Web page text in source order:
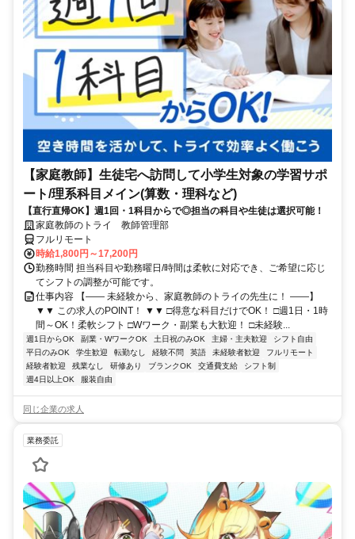
【家庭教師】生徒宅へ訪問して小学生対象の学習サポ
ート/理系科目メイン(算数・理科など)
【直行直帰OK】週1回・1科目からで◎担当の科目や生徒は選択可能！
家庭教師のトライ 教師管理部
フルリモート
時給1,800円～17,200円
勤務時間 担当科目や勤務曜日/時間は柔軟に対応でき、ご希望に応じ
てシフトの調整が可能です。
仕事内容 【―― 未経験から、家庭教師のトライの先生に！ ――】
▼▼ この求人のPOINT！ ▼▼ □得意な科目だけでOK！ □週1日・1時
間～OK！柔軟シフト □Wワーク・副業も大歓迎！ □未経験...
週1日からOK 副業・WワークOK 土日祝のみOK 主婦・主夫歓迎
シフト自由
平日のみOK
学生歓迎 転勤なし 経験不問 英語 未経験者歓迎
フルリモート
経験者歓迎
残業なし 研修あり ブランクOK 交通費支給
シフト制
週4日以上OK
服装自由
同じ企業の求人
業務委託